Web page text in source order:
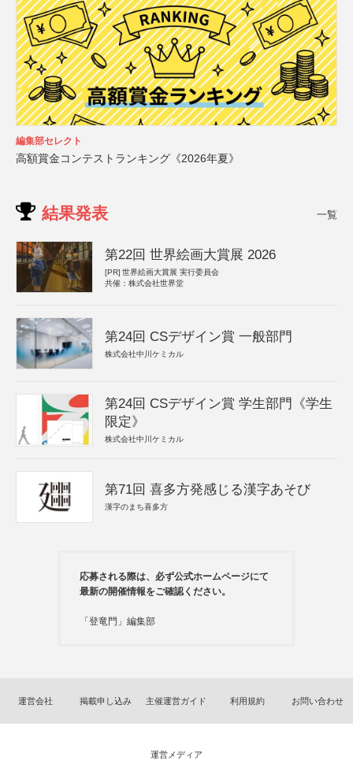
編集部セレクト
高額賞金コンテストランキング《2026年夏》
結果発表 一覧
第22回 世界絵画大賞展 2026
[PR] 世界絵画大賞展 実行委員会
共催：株式会社世界堂
第24回 CSデザイン賞 一般部門
株式会社中川ケミカル
第24回 CSデザイン賞 学生部門《学生
限定》
株式会社中川ケミカル
第71回 喜多方発感じる漢字あそび
漢字のまち喜多方
応募される際は、必ず公式ホームページにて
最新の開催情報をご確認ください。
「登竜門」編集部
運営会社 掲載申し込み 主催運営ガイド 利用規約 お問い合わせ
運営メディア